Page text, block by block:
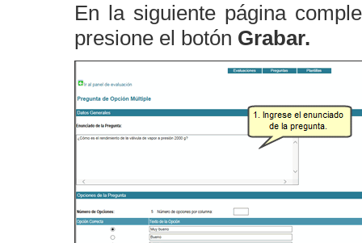
En la siguiente página
presione el botón Grabar.